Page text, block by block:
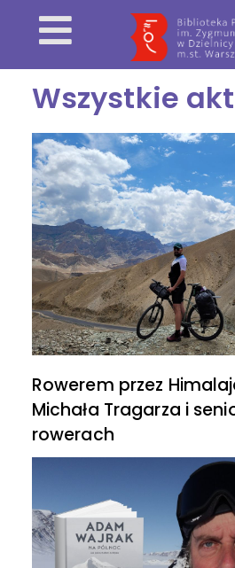
Wszystkie
Rowerem przez
Michała Tragarza i
rowerach